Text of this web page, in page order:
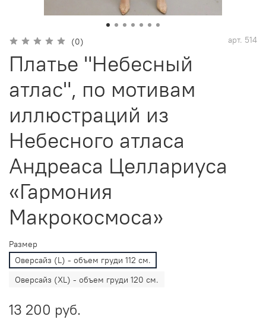
(0) арт. 514
Платье "Небесный
атлас", по мотивам
иллюстраций из
Небесного атласа
Андреаса Целлариуса
«Гармония
Макрокосмоса»
Размер
Оверсайз (L) - объем груди 112 см.
Оверсайз (XL) - объем груди 120 см.
13 200 руб.